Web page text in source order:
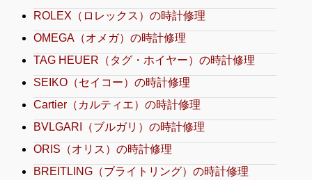
ROLEX（ロレックス）の時計修理
OMEGA（オメガ）の時計修理
TAG HEUER（タグ・ホイヤー）の時計修理
SEIKO（セイコー）の時計修理
Cartier（カルティエ）の時計修理
BVLGARI（ブルガリ）の時計修理
ORIS（オリス）の時計修理
BREITLING（ブライトリング）の時計修理